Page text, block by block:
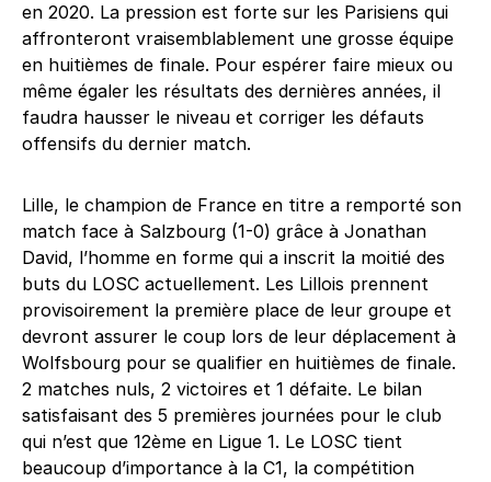
en 2020. La pression est forte sur les Parisiens qui
affronteront vraisemblablement une grosse équipe
en huitièmes de finale. Pour espérer faire mieux ou
même égaler les résultats des dernières années, il
faudra hausser le niveau et corriger les défauts
offensifs du dernier match.
Lille, le champion de France en titre a remporté son
match face à Salzbourg (1-0) grâce à Jonathan
David, l’homme en forme qui a inscrit la moitié des
buts du LOSC actuellement. Les Lillois prennent
provisoirement la première place de leur groupe et
devront assurer le coup lors de leur déplacement à
Wolfsbourg pour se qualifier en huitièmes de finale.
2 matches nuls, 2 victoires et 1 défaite. Le bilan
satisfaisant des 5 premières journées pour le club
qui n’est que 12ème en Ligue 1. Le LOSC tient
beaucoup d’importance à la C1, la compétition